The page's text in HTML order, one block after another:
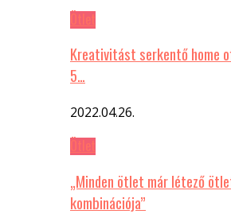
Kreativitást serkentő home
5…
2022.04.26.
„Minden ötlet már létező
kombinációja”